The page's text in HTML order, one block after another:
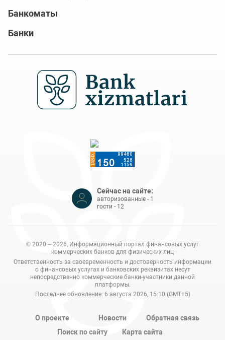
Банкоматы
Банки
Сейчас на сайте:
авторизованные - 1
гости - 12
© 2020 – 2026, Информационный портал финансовых услуг
коммерческих банков для физических лиц
Ответственность за своевременность и достоверность информации
о финансовых услугах и банковских реквизитах несут
непосредственно коммерческие банки-участники данной
платформы.
Последнее обновление: 6 августа 2026, 15:10 (GMT+5)
О проекте Новости
Обратная связь
Поиск по сайту
Карта сайта